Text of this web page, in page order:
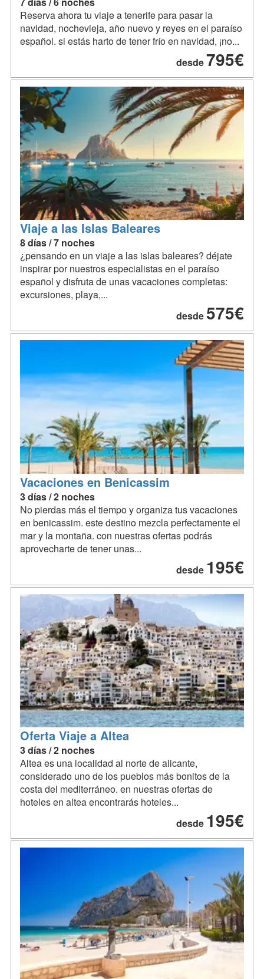
Reserva ahora tu viaje a tenerife para pasar la
navidad, nochevieja, año nuevo y reyes en el paraíso
español. si estás harto de tener frío en navidad, ¡no...
desde795€
Viaje a las Islas Baleares
8 días / 7 noches
¿pensando en un viaje a las islas baleares? déjate
inspirar por nuestros especialistas en el paraíso
español y disfruta de unas vacaciones completas:
excursiones, playa,...
desde575€
Vacaciones en Benicassim
3 días / 2 noches
No pierdas más el tiempo y organiza tus vacaciones
en benicassim. este destino mezcla perfectamente el
mar y la montaña. con nuestras ofertas podrás
aprovecharte de tener unas...
desde 195€
Oferta Viaje a Altea
3 días / 2 noches
Altea es una localidad al norte de alicante,
considerado uno de los pueblos más bonitos de la
costa del mediterráneo. en nuestras ofertas de
hoteles en altea encontrarás hoteles...
desde 195€